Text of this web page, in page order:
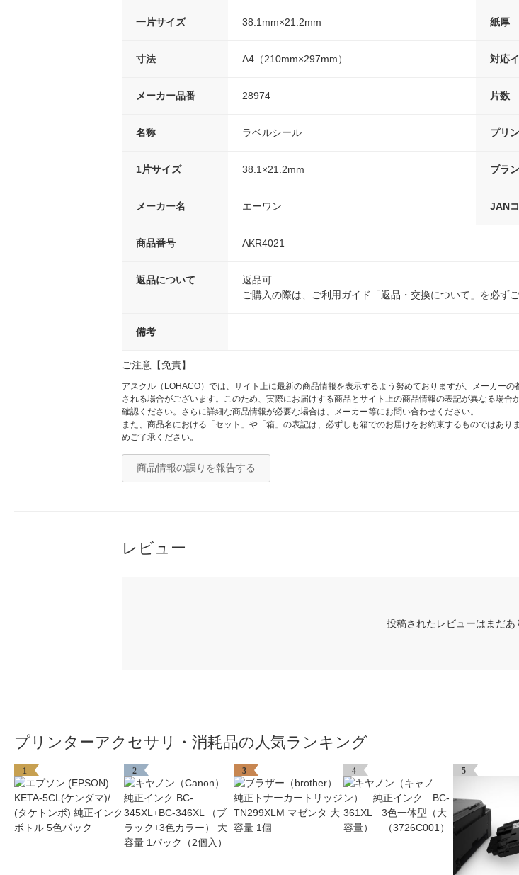
一片サイズ 38.1mm×21.2mm 紙厚
寸法 A4（210mm×297mm） 対応
メーカー品番 28974 片数
名称 ラベルシール プリ
1片サイズ 38.1×21.2mm ブラ
メーカー名 エーワン JAN
商品番号 AKR4021
返品について
返品可
ご購入の際は、ご利用ガイド「返品・交換について」を必ず
備考
ご注意【免責】
アスクル（LOHACO）では、サイト上に最新の商品情報を表示するよう努めておりますが、メーカー
される場合がございます。このため、実際にお届けする商品とサイト上の商品情報の表記が異なる場
確認ください。さらに詳細な商品情報が必要な場合は、メーカー等にお問い合わせください。
また、商品名における「セット」や「箱」の表記は、必ずしも箱でのお届けをお約束するものではあ
めご了承ください。
商品情報の誤りを報告する
レビュー
投稿されたレビューはまだあ
プリンターアクセサリ・消耗品の人気ランキング
1 2 3 4 5